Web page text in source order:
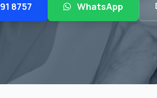
8757 WhatsApp